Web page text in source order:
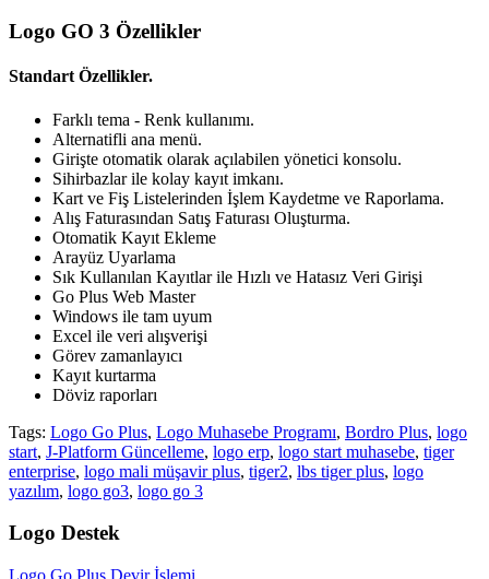
Logo GO 3 Özellikler
Standart Özellikler.
Farklı tema - Renk kullanımı.
Alternatifli ana menü.
Girişte otomatik olarak açılabilen yönetici konsolu.
Sihirbazlar ile kolay kayıt imkanı.
Kart ve Fiş Listelerinden İşlem Kaydetme ve Raporlama.
Alış Faturasından Satış Faturası Oluşturma.
Otomatik Kayıt Ekleme
Arayüz Uyarlama
Sık Kullanılan Kayıtlar ile Hızlı ve Hatasız Veri Girişi
Go Plus Web Master
Windows ile tam uyum
Excel ile veri alışverişi
Görev zamanlayıcı
Kayıt kurtarma
Döviz raporları
Tags: Logo Go Plus, Logo Muhasebe Programı, Bordro Plus, logo
start, J-Platform Güncelleme, logo erp, logo start muhasebe, tiger
enterprise, logo mali müşavir plus, tiger2, lbs tiger plus, logo
yazılım, logo go3, logo go 3
Logo Destek